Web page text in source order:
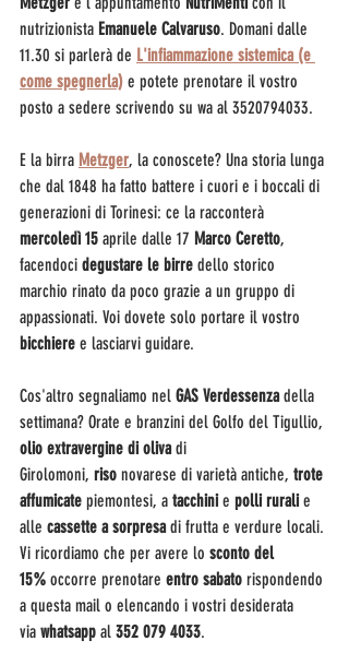
nutrizionista Emanuele Calvaruso. Domani dalle
11.30 si parlerà de L'infiammazione sistemica (e
come spegnerla) e potete prenotare il vostro
posto a sedere scrivendo su wa al 3520794033.
E la birra Metzger, la conoscete? Una storia lunga
che dal 1848 ha fatto battere i cuori e i boccali di
generazioni di Torinesi: ce la racconterà
mercoledì 15 aprile dalle 17 Marco Ceretto,
facendoci degustare le birre dello storico
marchio rinato da poco grazie a un gruppo di
appassionati. Voi dovete solo portare il vostro
bicchiere e lasciarvi guidare.
Cos'altro segnaliamo nel GAS Verdessenza della
settimana? Orate e branzini del Golfo del Tigullio,
olio extravergine di oliva di
Girolomoni, riso novarese di varietà antiche, trote
affumicate piemontesi, a tacchini e polli rurali e
alle cassette a sorpresa di frutta e verdure locali.
Vi ricordiamo che per avere lo sconto del
15% occorre prenotare entro sabato rispondendo
a questa mail o elencando i vostri desiderata
via whatsapp al 352 079 4033.